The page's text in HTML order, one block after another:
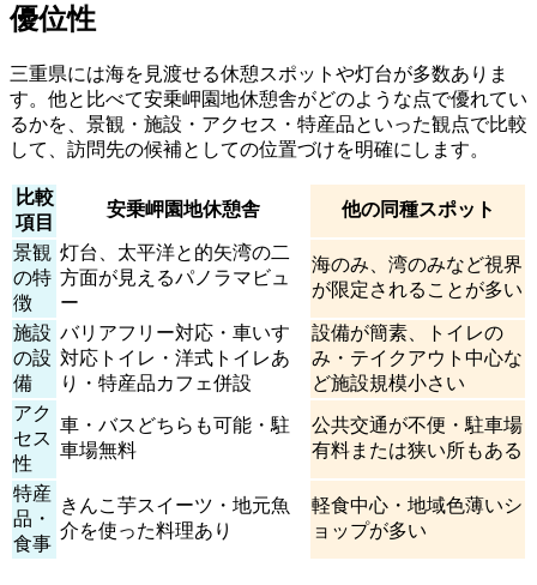
優位性
三重県には海を見渡せる休憩スポットや灯台が多数ありま
す。他と比べて安乗岬園地休憩舎がどのような点で優れてい
るかを、景観・施設・アクセス・特産品といった観点で比較
して、訪問先の候補としての位置づけを明確にします。
比較
項目
安乗岬園地休憩舎 他の同種スポット
景観
の特
徴
灯台、太平洋と的矢湾の二
方面が見えるパノラマビュ
ー
海のみ、湾のみなど視界
が限定されることが多い
施設
の設
備
バリアフリー対応・車いす
対応トイレ・洋式トイレあ
り・特産品カフェ併設
設備が簡素、トイレの
み・テイクアウト中心な
ど施設規模小さい
アク
セス
性
車・バスどちらも可能・駐
車場無料
公共交通が不便・駐車場
有料または狭い所もある
特産
品・
食事
きんこ芋スイーツ・地元魚
介を使った料理あり
軽食中心・地域色薄いシ
ョップが多い